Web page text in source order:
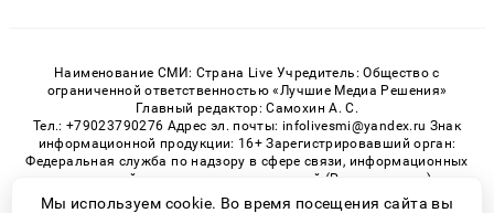
Наименование СМИ: Страна Live Учредитель: Общество с
ограниченной ответственностью «Лучшие Медиа Решения»
Главный редактор: Самохин А. С.
Тел.: +79023790276 Адрес эл. почты: infolivesmi@yandex.ru Знак
информационной продукции: 16+ Зарегистрировавший орган:
Федеральная служба по надзору в сфере связи, информационных
технологий и массовых коммуникаций (Роскомнадзор)
Регистрационный номер СМИ ЭЛ № ФС 77 - 82538 от 21.01.2022
Мы используем cookie. Во время посещения сайта вы